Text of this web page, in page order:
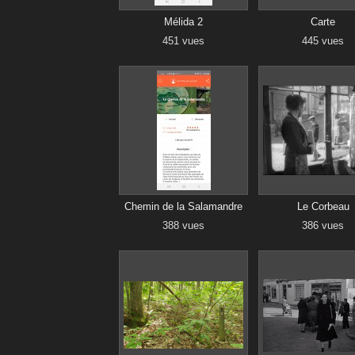
Mélida 2
451 vues
Carte
445 vues
Chemin de la Salamandre
388 vues
Le Corbeau
386 vues